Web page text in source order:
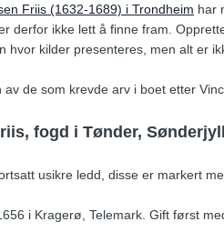
Friis (1632-1689) i Trondheim har
derfor ikke lett å finne fram.
kilder presenteres, men alt er
de som krevde arv i boet etter
fogd i Tønder,
usikre ledd, disse er markert
i Kragerø, Telemark. Gift først